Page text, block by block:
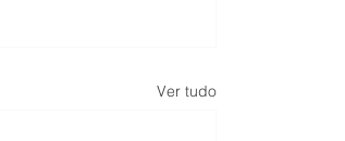
Ver tudo